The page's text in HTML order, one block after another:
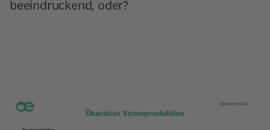
beeindruckend, oder?